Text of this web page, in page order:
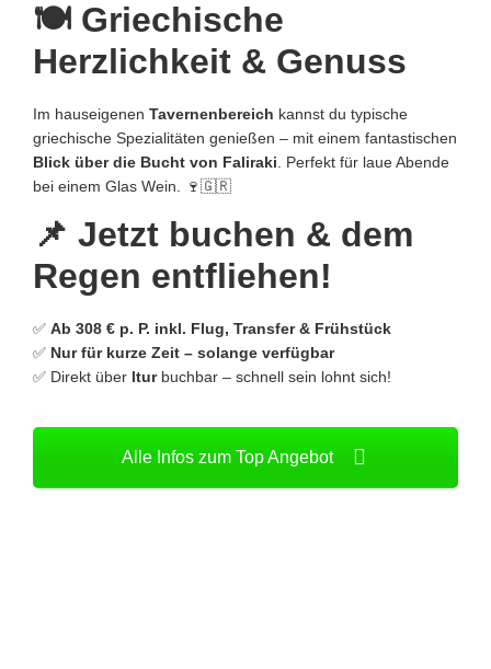
🍽️ Griechische
Herzlichkeit & Genuss
Im hauseigenen Tavernenbereich kannst du typische
griechische Spezialitäten genießen – mit einem fantastischen
Blick über die Bucht von Faliraki . Perfekt für laue Abende
bei einem Glas Wein. 🍷🇬🇷
📌 Jetzt buchen & dem
Regen entfliehen!
✅ Ab 308 € p. P. inkl. Flug, Transfer & Frühstück
✅ Nur für kurze Zeit – solange verfügbar
✅ Direkt über lturbuchbar – schnell sein lohnt sich!
Alle Infos zum Top Angebot